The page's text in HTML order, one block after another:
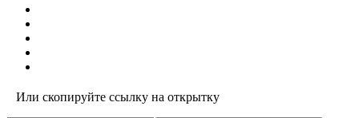
Или скопируйте ссылку на открытку